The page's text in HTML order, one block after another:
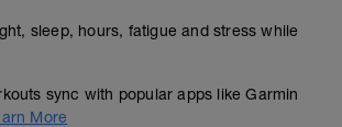
sleep, hours, fatigue and stress while
sync with popular apps like Garmin
More